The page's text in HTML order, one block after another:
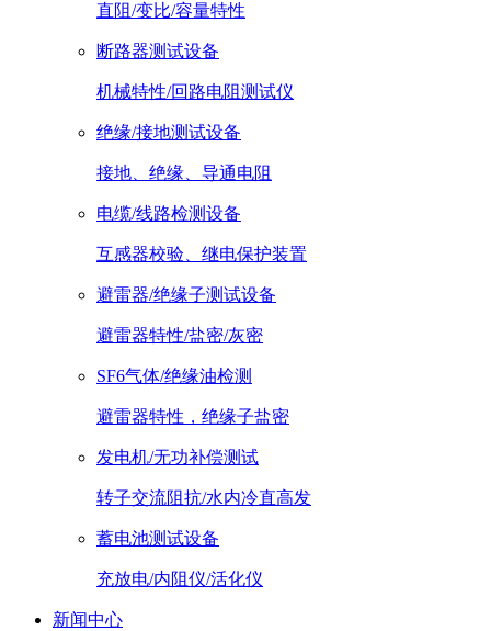
直阻/变比/容量特性
断路器测试设备
机械特性/回路电阻测试仪
绝缘/接地测试设备
接地、绝缘、导通电阻
电缆/线路检测设备
互感器校验、继电保护装置
避雷器/绝缘子测试设备
避雷器特性/盐密/灰密
SF6气体/绝缘油检测
避雷器特性，绝缘子盐密
发电机/无功补偿测试
转子交流阻抗/水内冷直高发
蓄电池测试设备
充放电/内阻仪/活化仪
新闻中心